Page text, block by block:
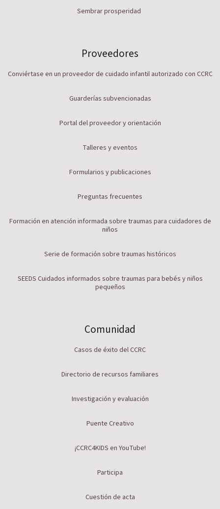
Sembrar prosperidad
Proveedores
Conviértase en un proveedor de cuidado infantil autorizado con CCRC
Guarderías subvencionadas
Portal del proveedor y orientación
Talleres y eventos
Formularios y publicaciones
Preguntas frecuentes
Formación en atención informada sobre traumas para cuidadores de
niños
Serie de formación sobre traumas históricos
SEEDS Cuidados informados sobre traumas para bebés y niños
pequeños
Comunidad
Casos de éxito del CCRC
Directorio de recursos familiares
Investigación y evaluación
Puente Creativo
¡CCRC4KIDS en YouTube!
Participa
Cuestión de acta